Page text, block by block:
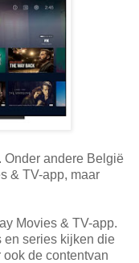
Onder andere België
& TV-app, maar
Movies & TV-app.
en series kijken die
de contentvan